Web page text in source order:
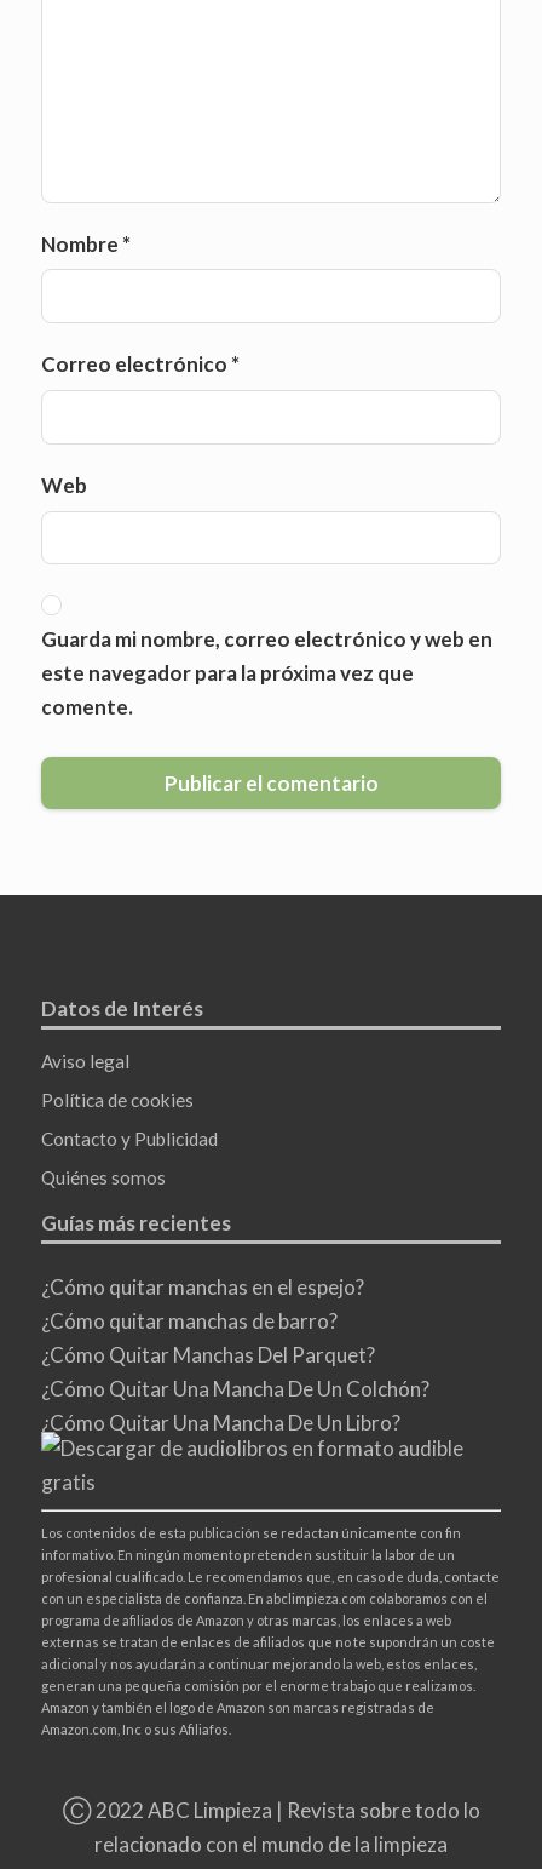
Nombre *
Correo electrónico *
Web
Guarda mi nombre, correo electrónico y web en
este navegador para la próxima vez que
comente.
Datos de Interés
Aviso legal
Política de cookies
Contacto y Publicidad
Quiénes somos
Guías más recientes
¿Cómo quitar manchas en el espejo?
¿Cómo quitar manchas de barro?
¿Cómo Quitar Manchas Del Parquet?
¿Cómo Quitar Una Mancha De Un Colchón?
¿Cómo Quitar Una Mancha De Un Libro?
Los contenidos de esta publicación se redactan únicamente con fin
informativo. En ningún momento pretenden sustituir la labor de un
profesional cualificado. Le recomendamos que, en caso de duda, contacte
con un especialista de confianza. En abclimpieza.com colaboramos con el
programa de afiliados de Amazon y otras marcas, los enlaces a web
externas se tratan de enlaces de afiliados que no te supondrán un coste
adicional y nos ayudarán a continuar mejorando la web, estos enlaces,
generan una pequeña comisión por el enorme trabajo que realizamos.
Amazon y también el logo de Amazon son marcas registradas de
Amazon.com, Inc o sus Afiliafos.
Ⓒ 2022 ABC Limpieza | Revista sobre todo lo
relacionado con el mundo de la limpieza